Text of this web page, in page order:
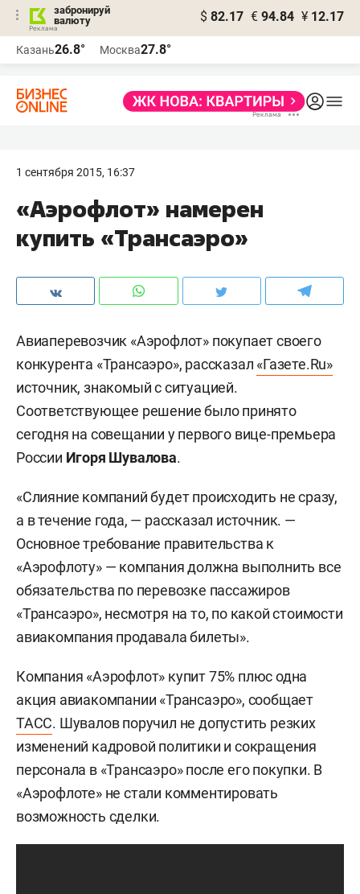
забронируй
валюту
$ 82.17 € 94.84 ¥ 12.17
Казань26.8° Москва27.8°
1 сентября 2015, 16:37
«Аэрофлот» намерен
купить «Трансаэро»
Авиаперевозчик «Аэрофлот» покупает своего
конкурента «Трансаэро», рассказал «Газете.Ru»
источник, знакомый с ситуацией.
Соответствующее решение было принято
сегодня на совещании у первого вице-премьера
России Игоря Шувалова.
«Слияние компаний будет происходить не сразу,
а в течение года, — рассказал источник. —
Основное требование правительства к
«Аэрофлоту» — компания должна выполнить все
обязательства по перевозке пассажиров
«Трансаэро», несмотря на то, по какой стоимости
авиакомпания продавала билеты».
Компания «Аэрофлот» купит 75% плюс одна
акция авиакомпании «Трансаэро», сообщает
ТАСС. Шувалов поручил не допустить резких
изменений кадровой политики и сокращения
персонала в «Трансаэро» после его покупки. В
«Аэрофлоте» не стали комментировать
возможность сделки.